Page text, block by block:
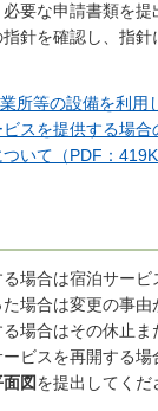
要な申請書類を提
針を確認し、指
所等の設備を利用
スを提供する場合
いて（PDF：
場合は宿泊サー
場合は変更の事
場合はその休止
ビスを再開する
図を提出してくだ